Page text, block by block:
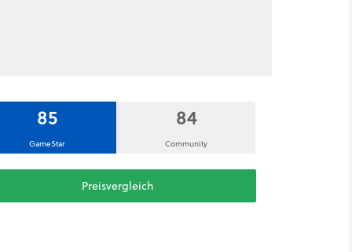
85
GameStar
84
Community
Preisvergleich